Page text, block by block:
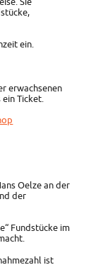
ein.
erwachsenen
Ticket.
Oelze an der
der
Fundstücke im
ist